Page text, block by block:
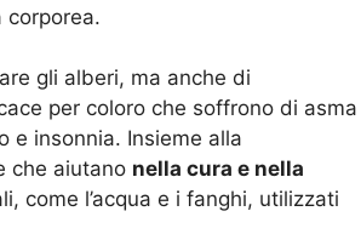
corporea.
gli alberi, ma anche di
per coloro che soffrono di asma
e insonnia. Insieme alla
che aiutano nella cura e nella
come l’acqua e i fanghi, utilizzati